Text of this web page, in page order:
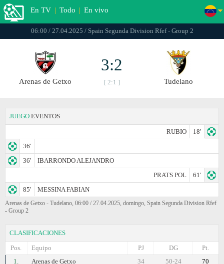
En TV | Todo | En vivo
06:00 / 27.04.2025 / Spain Segunda Division Rfef - Group 2
Arenas de Getxo
3:2
[ 2:1 ] Tudelano
JUEGO EVENTOS
RUBIO
18'
36'
36'
IBARRONDO ALEJANDRO
PRATS POL
61'
85'
MESSINA FABIAN
Arenas de Getxo - Tudelano, 06:00 / 27.04.2025, domingo, Spain Segunda Division Rfef
- Group 2
CLASIFICACIONES
Pos.
Equipo Pt.
DG
PJ
1.
Arenas de Getxo 70
50-24
34